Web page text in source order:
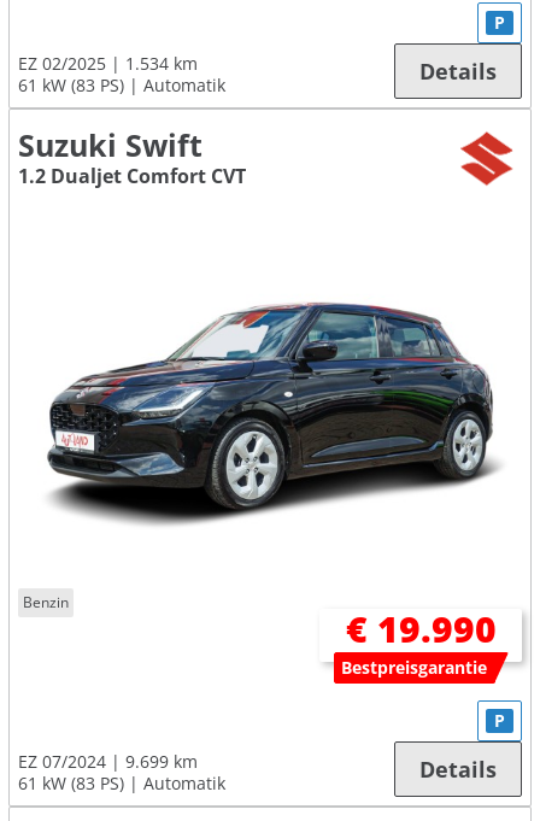
EZ 02/2025
1.534 km
61 kW (83 PS)
Automatik
P
Details
Suzuki Swift
1.2 Dualjet Comfort CVT
Benzin
€ 19.990
Bestpreisgarantie
EZ 07/2024
9.699 km
61 kW (83 PS)
Automatik
P
Details